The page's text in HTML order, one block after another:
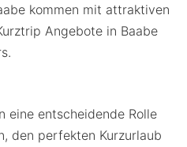
kommen mit attraktiven
Angebote in Baabe
eine entscheidende Rolle
den perfekten Kurzurlaub